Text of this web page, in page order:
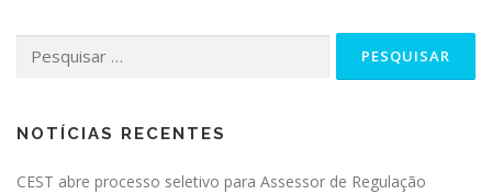
NOTÍCIAS RECENTES
CEST abre processo seletivo para Assessor de Regulação